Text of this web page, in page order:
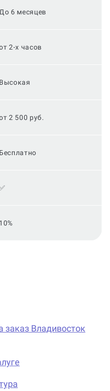
До 6 месяцев
2-х часов
Высокая
2 500 руб.
Бесплатно
10%
заказ Владивосток